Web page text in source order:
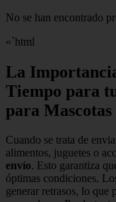
No se han encontrado
«`html
La
Tiempo para
para Mascotas
Cuando se trata de
alimentos, juguetes o
envío. Esto garantiza
óptimas condiciones.
generar retrasos, lo que